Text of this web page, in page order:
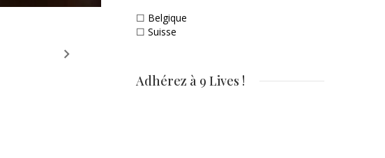
☐ Belgique
☐ Suisse
Adhérez à 9 Lives !